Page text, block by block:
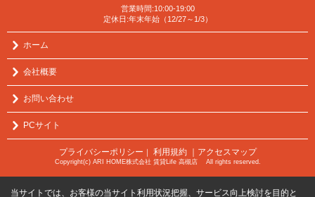
営業時間:10:00-19:00
定休日:年末年始（12/27～1/3）
ホーム
会社概要
お問い合わせ
PCサイト
プライバシーポリシー ｜ 利用規約 ｜アクセスマップ
Copyright(c) ARI HOME株式会社 賃貸Life 高槻店 All rights reserved.
当サイトでは、お客様の当サイト利用状況把握、サービス向上検討を目的と